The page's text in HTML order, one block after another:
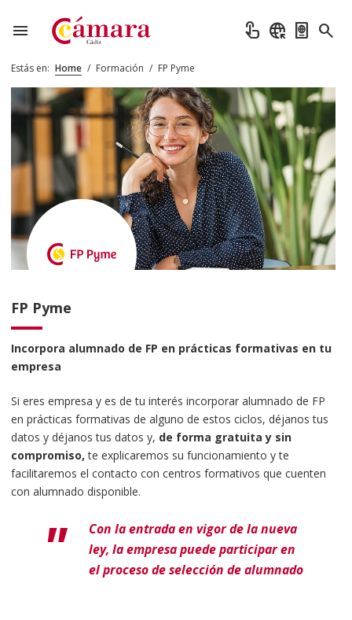
menu touch_app captive_portal passport search
Estás en: Home / Formación / FP Pyme
FP Pyme
Incorpora alumnado de FP en prácticas formativas en tu
empresa
Si eres empresa y es de tu interés incorporar alumnado de FP
en prácticas formativas de alguno de estos ciclos, déjanos tus
datos y déjanos tus datos y, de forma gratuita y sin
compromiso, te explicaremos su funcionamiento y te
facilitaremos el contacto con centros formativos que cuenten
con alumnado disponible.
Con la entrada en vigor de la nueva
ley, la empresa puede participar en
el proceso de selección de alumnado